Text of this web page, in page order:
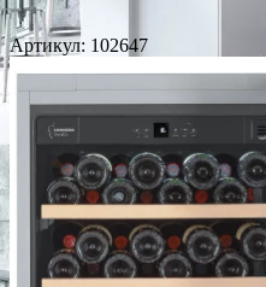
Артикул: 102647